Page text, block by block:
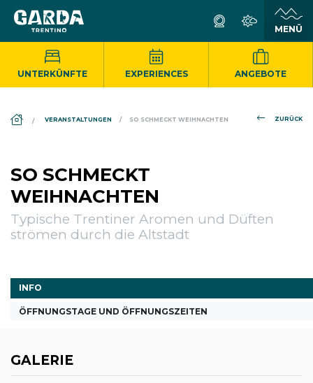
UNTERKÜNFTE EXPERIENCES ANGEBOTE
ZURÜCK
VERANSTALTUNGEN SO SCHMECKT WEIHNACHTEN
SO SCHMECKT
WEIHNACHTEN
Typische Trentiner Aromen und Düften
strömen durch die Altstadt
INFO
ÖFFNUNGSTAGE UND ÖFFNUNGSZEITEN
GALERIE